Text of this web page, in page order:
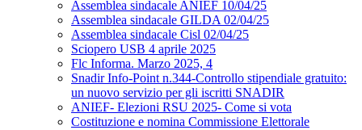
Assemblea sindacale ANIEF 10/04/25
Assemblea sindacale GILDA 02/04/25
Assemblea sindacale Cisl 02/04/25
Sciopero USB 4 aprile 2025
Flc Informa. Marzo 2025, 4
Snadir Info-Point n.344-Controllo stipendiale gratuito:
un nuovo servizio per gli iscritti SNADIR
ANIEF- Elezioni RSU 2025- Come si vota
Costituzione e nomina Commissione Elettorale